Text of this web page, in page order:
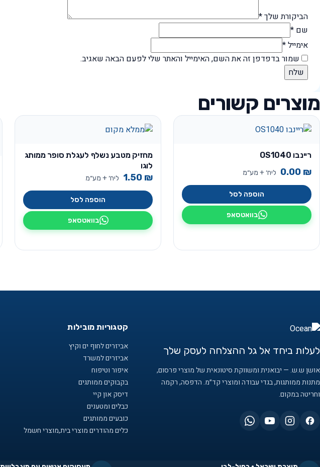
הביקורת שלך*
שם *
אימייל*
שמור בדפדפן זה את השם, האימייל והאתר שלי לפעם הבאה שאגיב.
מוצרים קשורים
ריינבו OS1040
0.00 ₪ ליח׳ + מע״מ
הוספה לסל
בוואטסאפ
מחזיק מטבע נשלף לעגלת סופר ממותג
לוגו
1.50 ₪ ליח׳ + מע״מ
הוספה לסל
בוואטסאפ
לעלות ביחד אל גל ההצלחה לעסק שלך
אושן ש.ש. — יבואנית ומשווקת סיטונאית של מוצרי פרסום,
מתנות ממותגות, בגדי עבודה ומוצרי קד״מ. הדפסה, רקמה
וחריטה במקום.
קטגוריות מובילות
אביזרים לחוף ים וקיץ
אביזרים למשרד
איפור וטיפוח
בקבוקים ממותגים
דיסק און קיי
כבלים ומטענים
כובעים ממותגים
כלים מהודרים מוצרי בית,מוצרי חשמל